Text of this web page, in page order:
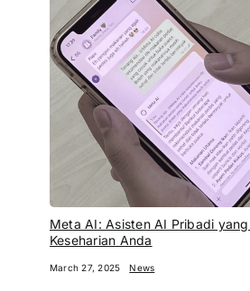
Meta AI: Asisten AI Pribadi
Keseharian Anda
March 27, 2025 News